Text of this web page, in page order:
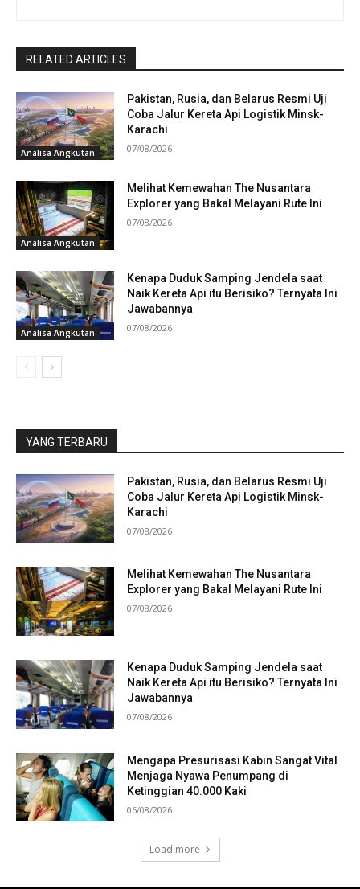
RELATED ARTICLES
Analisa Angkutan
Pakistan, Rusia, dan Belarus Resmi Uji
Coba Jalur Kereta Api Logistik Minsk-
Karachi
07/08/2026
Analisa Angkutan
Melihat Kemewahan The Nusantara
Explorer yang Bakal Melayani Rute Ini
07/08/2026
Analisa Angkutan
Kenapa Duduk Samping Jendela saat
Naik Kereta Api itu Berisiko? Ternyata Ini
Jawabannya
07/08/2026
YANG TERBARU
Pakistan, Rusia, dan Belarus Resmi Uji
Coba Jalur Kereta Api Logistik Minsk-
Karachi
07/08/2026
Melihat Kemewahan The Nusantara
Explorer yang Bakal Melayani Rute Ini
07/08/2026
Kenapa Duduk Samping Jendela saat
Naik Kereta Api itu Berisiko? Ternyata Ini
Jawabannya
07/08/2026
Mengapa Presurisasi Kabin Sangat Vital
Menjaga Nyawa Penumpang di
Ketinggian 40.000 Kaki
06/08/2026
Load more